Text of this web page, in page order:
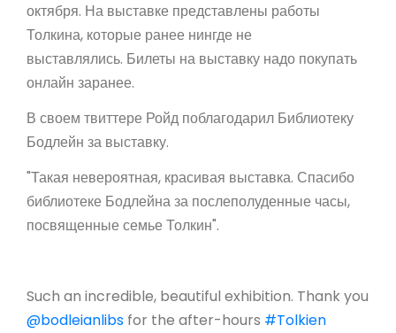
октября. На выставке представлены работы
Толкина, которые ранее нингде не
выставлялись. Билеты на выставку надо покупать
онлайн заранее.
В своем твиттере Ройд поблагодарил Библиотеку
Бодлейн за выставку.
"Такая невероятная, красивая выставка. Спасибо
библиотеке Бодлейна за послеполуденные часы,
посвященные семье Толкин".
Such an incredible, beautiful exhibition. Thank you
@bodleianlibs for the after-hours #Tolkien